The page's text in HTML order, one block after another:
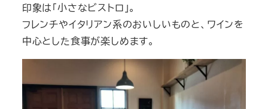
印象は「小さなビストロ」。
フレンチやイタリアン系のおいしいものと、ワインを
中心とした食事が楽しめます。